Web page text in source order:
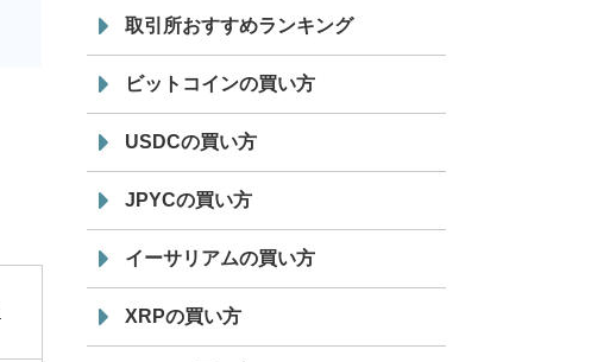
19:30
てステーブルコイン「JPYSC」徹底解
説セミナーを開催
取引所おすすめランキング
ビットコインの買い方
USDCの買い方
JPYCの買い方
イーサリアムの買い方
XRPの買い方